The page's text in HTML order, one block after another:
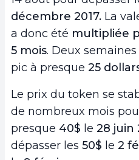
décembre 2017. La
a donc été multipliée
5 mois. Deux
pic à presque 25
Le prix du token se
de nombreux mois
presque 40$ le 28 juin
dépasser les 50$ le 2